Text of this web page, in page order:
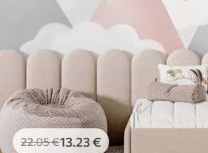
22.05€13.23€